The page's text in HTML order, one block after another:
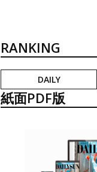
RANKING
DAILY
紙面PDF版